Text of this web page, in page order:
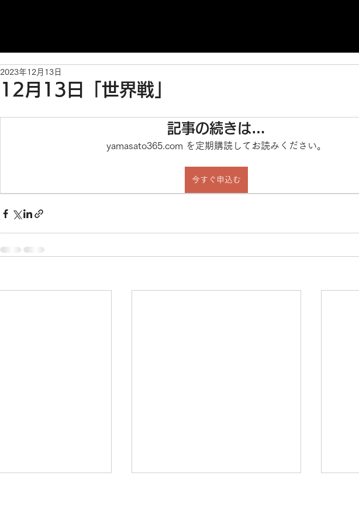
12月13日「世界戦」
2023年12月13日
記事の続きは…
yamasato365.com を定期購読してお読みください。
今すぐ申込む